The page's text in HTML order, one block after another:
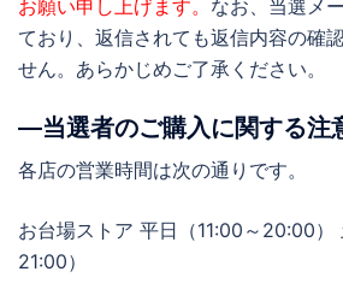
お願い申し上げます。 なお、当選メ
ており、返信されても返信内容の確
せん。あらかじめご了承ください。
―当選者のご購入に関する注
各店の営業時間は次の通りです。
お台場ストア 平日（11:00～20:00）
21:00）